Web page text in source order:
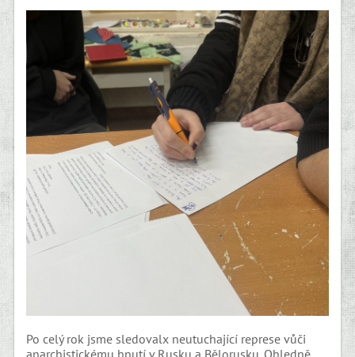
Po celý rok jsme sledovalx neutuchající represe vůči
anarchistickému hnutí v Rusku a Bělorusku. Ohledně